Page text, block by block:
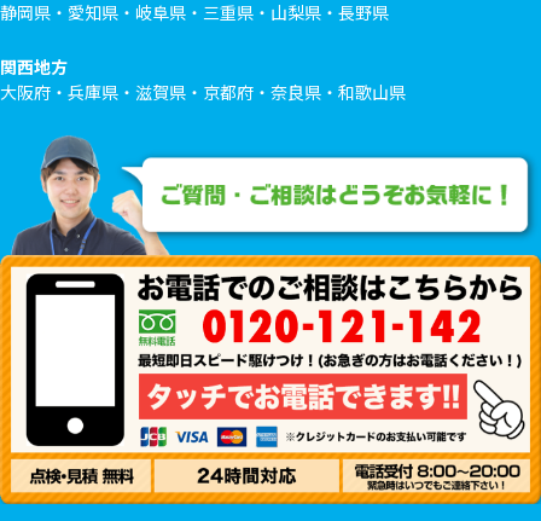
静岡県・愛知県・岐阜県・三重県・山梨県・長野県
関西地方
大阪府・兵庫県・滋賀県・京都府・奈良県・和歌山県